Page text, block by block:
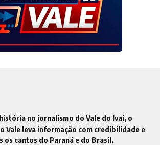
no jornalismo do Vale do Ivaí, o
Vale leva informação com credibilidade e
os cantos do Paraná e do Brasil.